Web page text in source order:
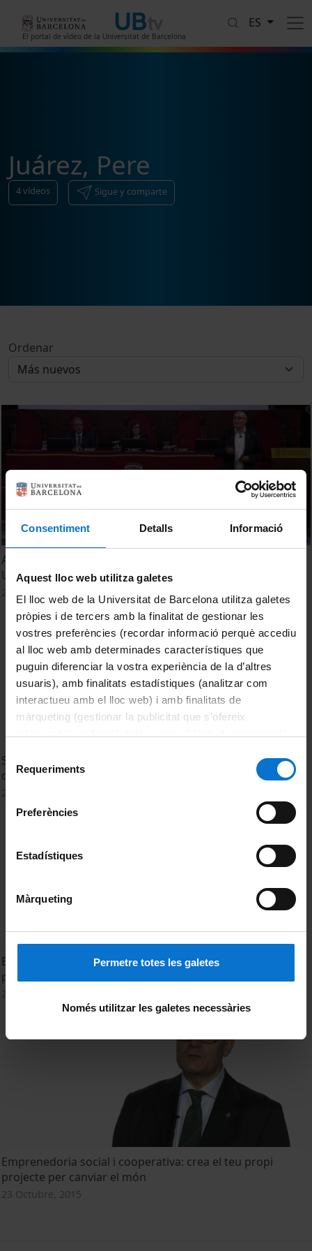
Consentiment Detalls Informació
Aquest lloc web utilitza galetes
El lloc web de la Universitat de Barcelona utilitza galetes
pròpies i de tercers amb la finalitat de gestionar les
vostres preferències (recordar informació perquè accediu
al lloc web amb determinades característiques que
puguin diferenciar la vostra experiència de la d’altres
usuaris), amb finalitats estadístiques (analitzar com
interactueu amb el lloc web) i amb finalitats de
màrqueting (gestionar la publicitat que s’ofereix
consultar laPolítica de galetes del lloc web de la
Selecció
de Requeriments
Preferències
Estadístiques
Màrqueting
Permetre totes les galetes
Només utilitzar les galetes necessàries
El portal de vídeo de la Universitat de Barcelona
ES
Juárez, Pere
4vídeos Sigue y comparte
Ordenar
Acto de clausura de los cursos del Área de Empresa. (IL3-
UB). Promoción 2022/2023
21 Abril, 2023
Social and Cooperative Entrepreneurship: Create your
own project to change the world
Emprendimiento social y cooperativo: crea tu propio
proyecto para cambiar el mundo
Emprenedoria social i cooperativa: crea el teu propi
projecte per canviar el món
23 Octubre, 2015